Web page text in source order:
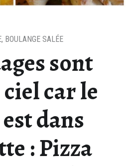
sont
car le
dans
: Pizza
, BOULANGE SALÉE